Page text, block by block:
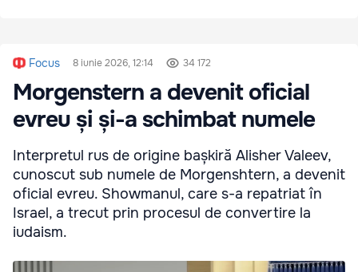
Focus 8 iunie 2026, 12:14 34 172
Morgenstern a devenit oficial
evreu și și-a schimbat numele
Interpretul rus de origine bașkiră Alisher Valeev,
cunoscut sub numele de Morgenshtern, a devenit
oficial evreu. Showmanul, care s-a repatriat în
Israel, a trecut prin procesul de convertire la
iudaism.